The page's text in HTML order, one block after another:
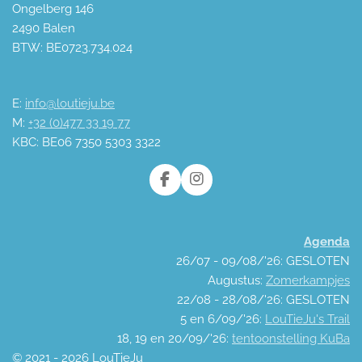
Ongelberg 146
2490 Balen
BTW: BE0723.734.024
E: info@loutieju.be
M: +32 (0)477 33 19 77
KBC: BE06 7350 5303 3322
F
a
I
n
g
m
Agenda
26/07 - 09/08/'26: GESLOTEN
Augustus: Zomerkampjes
22/08 - 28/08/'26: GESLOTEN
5 en 6/09/'26: LouTieJu's Trail
18, 19 en 20/09/'26: tentoonstelling KuBa
© 2021 - 2026 LouTieJu